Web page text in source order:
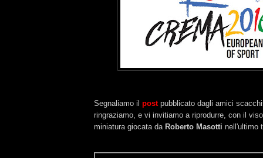
Segnaliamo il postpubblicato dagli amici
ringraziamo, e vi invitiamo a riprodurre, con il
miniatura giocata da Roberto Masotti nell'ultimo